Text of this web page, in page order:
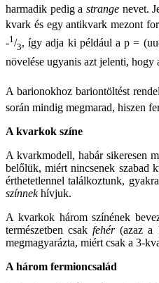
harmadik pedig astrange nevet.
kvark és egy antikvark mezont
-1/3, így adja ki például a p =
növelése ugyanis azt jelenti, hogy
A barionokhoz bariontöltést
során mindig megmarad, hiszen
A kvarkok színe
A kvarkmodell, habár sikeresen
belőlük, miért nincsenek szabad
érthetetlennel találkoztunk,
színnekhívjuk.
A kvarkok három színének
természetben csakfehér(azaz a
megmagyarázta, miért csak a 3-
A három fermioncsalád